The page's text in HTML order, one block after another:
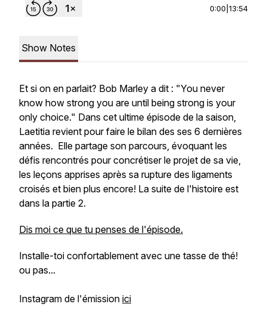
0:00 13:54
Show Notes
Et si on en parlait? Bob Marley a dit : "You never
know how strong you are until being strong is your
only choice." Dans cet ultime épisode de la saison,
Laetitia revient pour faire le bilan des ses 6 dernières
années. Elle partage son parcours, évoquant les
défis rencontrés pour concrétiser le projet de sa vie,
les leçons apprises après sa rupture des ligaments
croisés et bien plus encore! La suite de l'histoire est
dans la partie 2.
Dis moi ce que tu penses de l'épisode.
Installe-toi confortablement avec une tasse de thé!
ou pas...
Instagram de l'émission ici